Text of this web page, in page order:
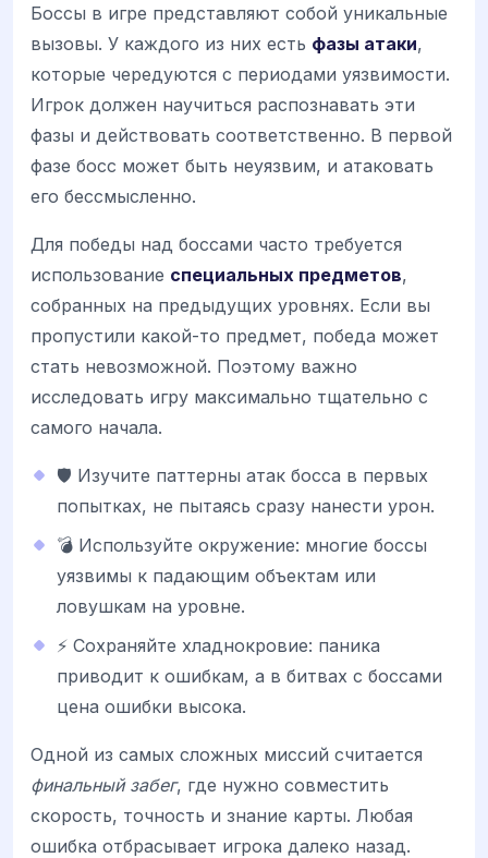
Боссы в игре представляют собой уникальные
вызовы. У каждого из них есть фазы атаки,
которые чередуются с периодами уязвимости.
Игрок должен научиться распознавать эти
фазы и действовать соответственно. В первой
фазе босс может быть неуязвим, и атаковать
его бессмысленно.
Для победы над боссами часто требуется
использование специальных предметов,
собранных на предыдущих уровнях. Если вы
пропустили какой-то предмет, победа может
стать невозможной. Поэтому важно
исследовать игру максимально тщательно с
самого начала.
🛡️ Изучите паттерны атак босса в первых
попытках, не пытаясь сразу нанести урон.
💣 Используйте окружение: многие боссы
уязвимы к падающим объектам или
ловушкам на уровне.
⚡ Сохраняйте хладнокровие: паника
приводит к ошибкам, а в битвах с боссами
цена ошибки высока.
Одной из самых сложных миссий считается
финальный забег, где нужно совместить
скорость, точность и знание карты. Любая
ошибка отбрасывает игрока далеко назад.